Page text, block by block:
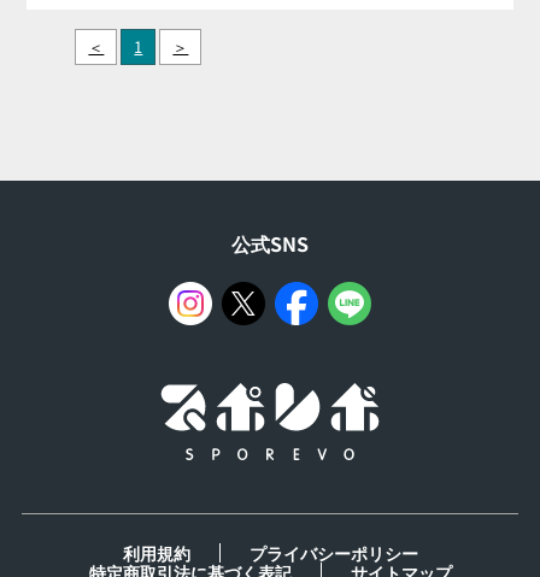
＜ 1 ＞
公式SNS
利用規約
プライバシーポリシー
特定商取引法に基づく表記
サイトマップ